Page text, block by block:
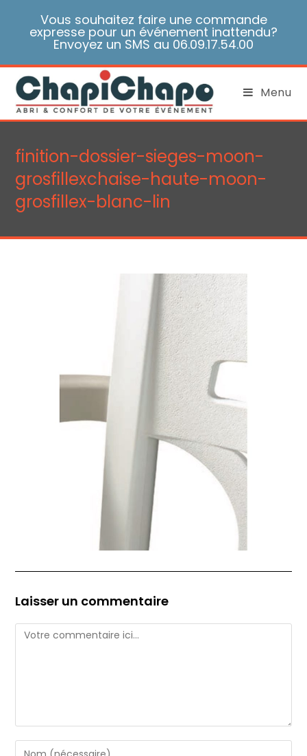
Vous souhaitez faire une commande
expresse pour un événement inattendu?
Envoyez un SMS au 06.09.17.54.00
Menu
finition-dossier-sieges-moon-
grosfillexchaise-haute-moon-
grosfillex-blanc-lin
Laisser un commentaire
Comment
Enter